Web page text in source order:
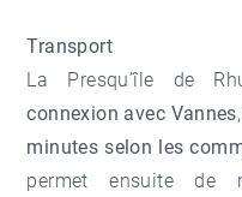
Transport
La Presqu’île de
connexion avec Vannes
minutes selon les
permet ensuite de